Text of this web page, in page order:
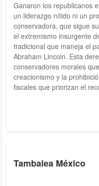
Ganaron los republicanos
un liderazgo nítido ni un
conservadora, que sigue
el extremismo insurgente
tradicional que maneja el
Abraham Lincoln. Esta
conservadores morales
creacionismo y la
fiscales que priorizan el
Tambalea México